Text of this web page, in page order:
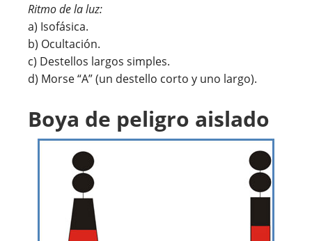
Ritmo de la luz:
a) Isofásica.
b) Ocultación.
c) Destellos largos simples.
d) Morse “A” (un destello corto y uno largo).
Boya de peligro aislado